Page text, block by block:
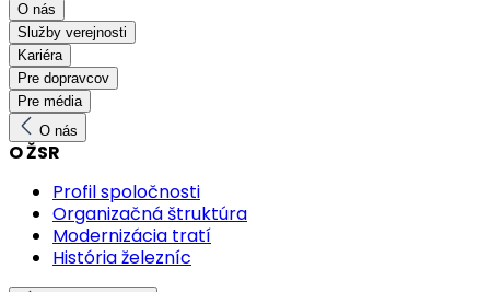
O nás
Služby verejnosti
Kariéra
Pre dopravcov
Pre média
O nás
O ŽSR
Profil spoločnosti
Organizačná štruktúra
Modernizácia tratí
História železníc